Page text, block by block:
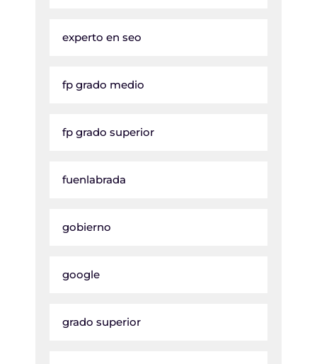
experto en seo
fp grado medio
fp grado superior
fuenlabrada
gobierno
google
grado superior